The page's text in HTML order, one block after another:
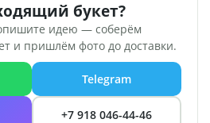
букет?
идею — соберём
и пришлём фото до доставки.
Telegram
+7 918 046-44-46